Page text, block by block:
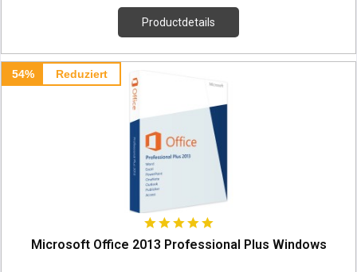
Productdetails
54% Reduziert
Microsoft Office 2013 Professional Plus Windows